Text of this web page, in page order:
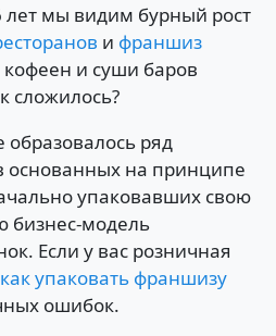
лет мы видим бурный рост
и франшиз
и суши баров
сложилось?
образовалось ряд
основанных на принципе
упаковавших свою
бизнес-модель
Если у вас розничная
как упаковать франшизу
ошибок.